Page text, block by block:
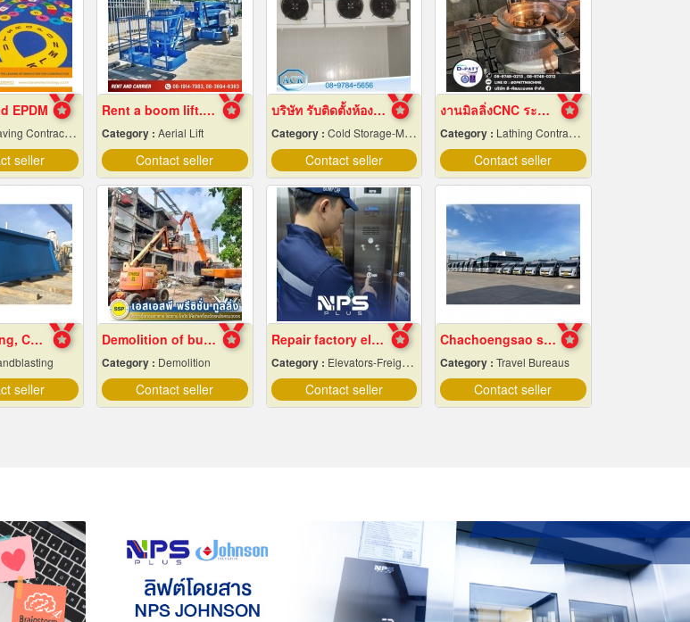
EPDM
Contractors
seller
Rent a boom lift. Cheap price.
Category : Aerial Lift
Contact seller
บริษัท รับติดตั้งห้องเย็น
Category : Cold Storage-Manufacturers & Installation Designer
Contact seller
งานมิลลิ่งCNC ระยอง
Category : Lathing Contractors
Contact seller
Sandblasting, Chonburi
seller
Demolition of buildings in Samut Prakan
Category : Demolition
Contact seller
Repair factory elevators, warehouses
Category : Elevators-Freight & Passenger
Contact seller
Chachoengsao staff shuttle service
Category : Travel Bureaus
Contact seller